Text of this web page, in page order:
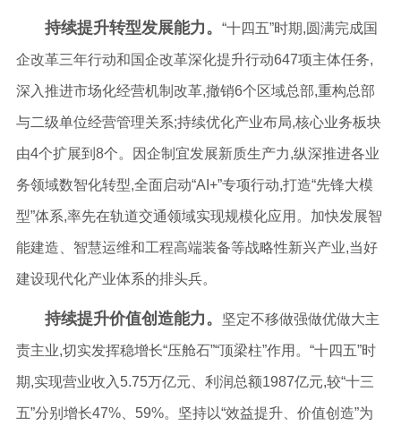
持续提升转型发展能力。 “十四五”时期,圆满完成国
企改革三年行动和国企改革深化提升行动647项主体任务,
深入推进市场化经营机制改革,撤销6个区域总部,重构总部
与二级单位经营管理关系;持续优化产业布局,核心业务板块
由4个扩展到8个。因企制宜发展新质生产力,纵深推进各业
务领域数智化转型,全面启动“AI+”专项行动,打造“先锋大模
型”体系,率先在轨道交通领域实现规模化应用。加快发展智
能建造、智慧运维和工程高端装备等战略性新兴产业,当好
建设现代化产业体系的排头兵。
持续提升价值创造能力。 坚定不移做强做优做大主
责主业,切实发挥稳增长“压舱石”“顶梁柱”作用。“十四五”时
期,实现营业收入5.75万亿元、利润总额1987亿元,较“十三
五”分别增长47%、59%。坚持以“效益提升、价值创造”为